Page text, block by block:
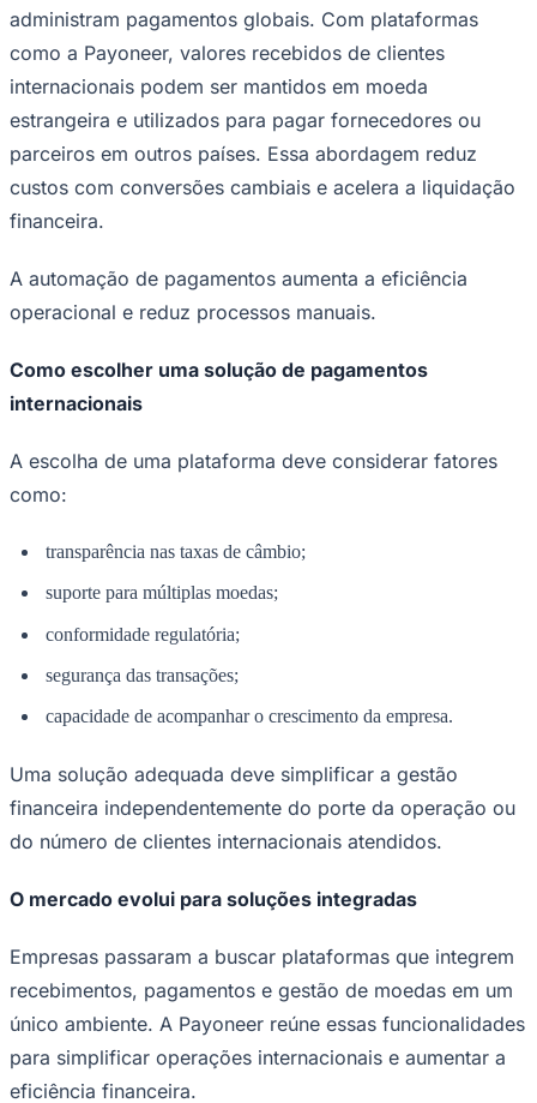
São Paulo
Santos
administram pagamentos globais. Com plataformas
como a Payoneer, valores recebidos de clientes
internacionais podem ser mantidos em moeda
estrangeira e utilizados para pagar fornecedores ou
parceiros em outros países. Essa abordagem reduz
custos com conversões cambiais e acelera a liquidação
financeira.
A automação de pagamentos aumenta a eficiência
operacional e reduz processos manuais.
Como escolher uma solução de pagamentos
internacionais
A escolha de uma plataforma deve considerar fatores
como:
transparência nas taxas de câmbio;
suporte para múltiplas moedas;
conformidade regulatória;
segurança das transações;
capacidade de acompanhar o crescimento da empresa.
Uma solução adequada deve simplificar a gestão
financeira independentemente do porte da operação ou
do número de clientes internacionais atendidos.
O mercado evolui para soluções integradas
Empresas passaram a buscar plataformas que integrem
recebimentos, pagamentos e gestão de moedas em um
único ambiente. A Payoneer reúne essas funcionalidades
para simplificar operações internacionais e aumentar a
eficiência financeira.